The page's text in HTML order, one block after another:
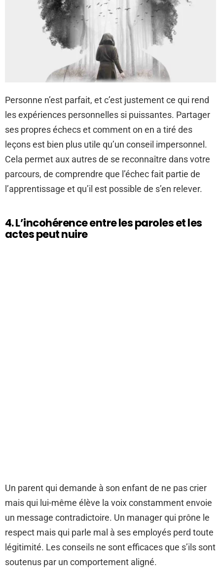
Personne n’est parfait, et c’est justement ce qui rend
les expériences personnelles si puissantes. Partager
ses propres échecs et comment on en a tiré des
leçons est bien plus utile qu’un conseil impersonnel.
Cela permet aux autres de se reconnaître dans votre
parcours, de comprendre que l’échec fait partie de
l’apprentissage et qu’il est possible de s’en relever.
4. L’incohérence entre les paroles et les
actes peut nuire
Un parent qui demande à son enfant de ne pas crier
mais qui lui-même élève la voix constamment envoie
un message contradictoire. Un manager qui prône le
respect mais qui parle mal à ses employés perd toute
légitimité. Les conseils ne sont efficaces que s’ils sont
soutenus par un comportement aligné.